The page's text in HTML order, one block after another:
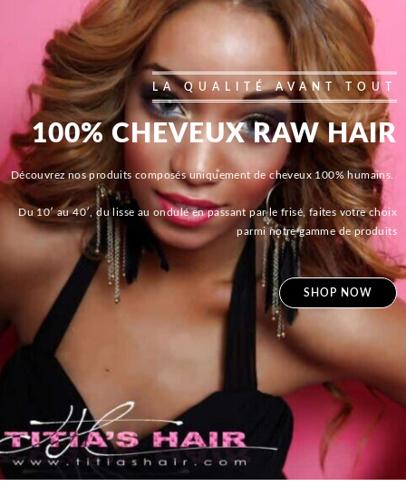
LA QUALITÉ AVANT TOUT
100% CHEVEUX RAW HAIR
Découvrez nos produits composés uniquement de cheveux 100% humains.
Du 10′ au 40′, du lisse au ondulé en passant par le frisé, faites votre choix
parmi notre gamme de produits
SHOP NOW